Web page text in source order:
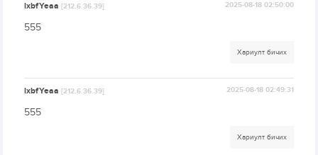
lxbfYeaa[212.6.36.39] 2025-08-18 02:50:00
555
Хариулт бичих
lxbfYeaa[212.6.36.39] 2025-08-18 02:49:31
555
Хариулт бичих